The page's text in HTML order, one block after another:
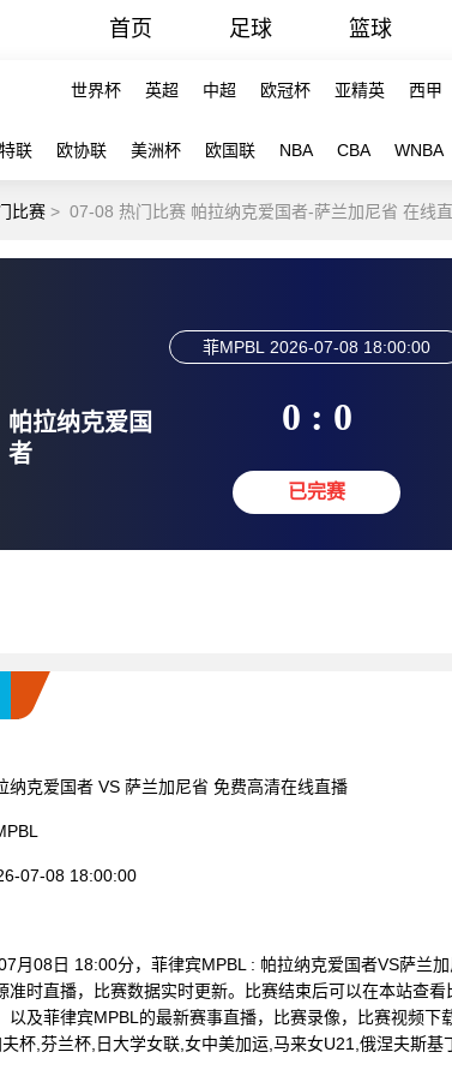
首页 足球 篮球
世界杯 英超 中超 欧冠杯 亚精英 西甲
联 欧协联 美洲杯 欧国联 NBA CBA WNBA
比赛 > 07-08 热门比赛 帕拉纳克爱国者-萨兰加尼省 在线
帕拉纳克爱国
者
菲MPBL 2026-07-08 18:00:00
0 : 0
已完赛
纳克爱国者 VS 萨兰加尼省 免费高清在线直播
07-08 18:00:00
月08日 18:00分，菲律宾MPBL : 帕拉纳克爱国者VS萨兰
准时直播，比赛数据实时更新。比赛结束后可以在本站查
以及菲律宾MPBL的最新赛事直播，比赛录像，比赛视频下
杯,芬兰杯,日大学女联,女中美加运,马来女U21,俄涅夫斯基